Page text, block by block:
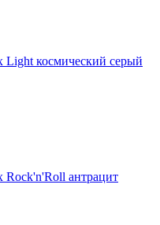
Light космический серый
Rock'n'Roll антрацит